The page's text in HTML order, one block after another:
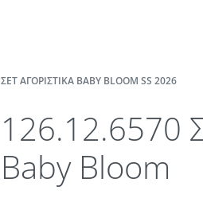
ΣΈΤ ΑΓΟΡΊΣΤΙΚΑ BABY BLOOM SS 2026
126.12.6570
Baby Bloom